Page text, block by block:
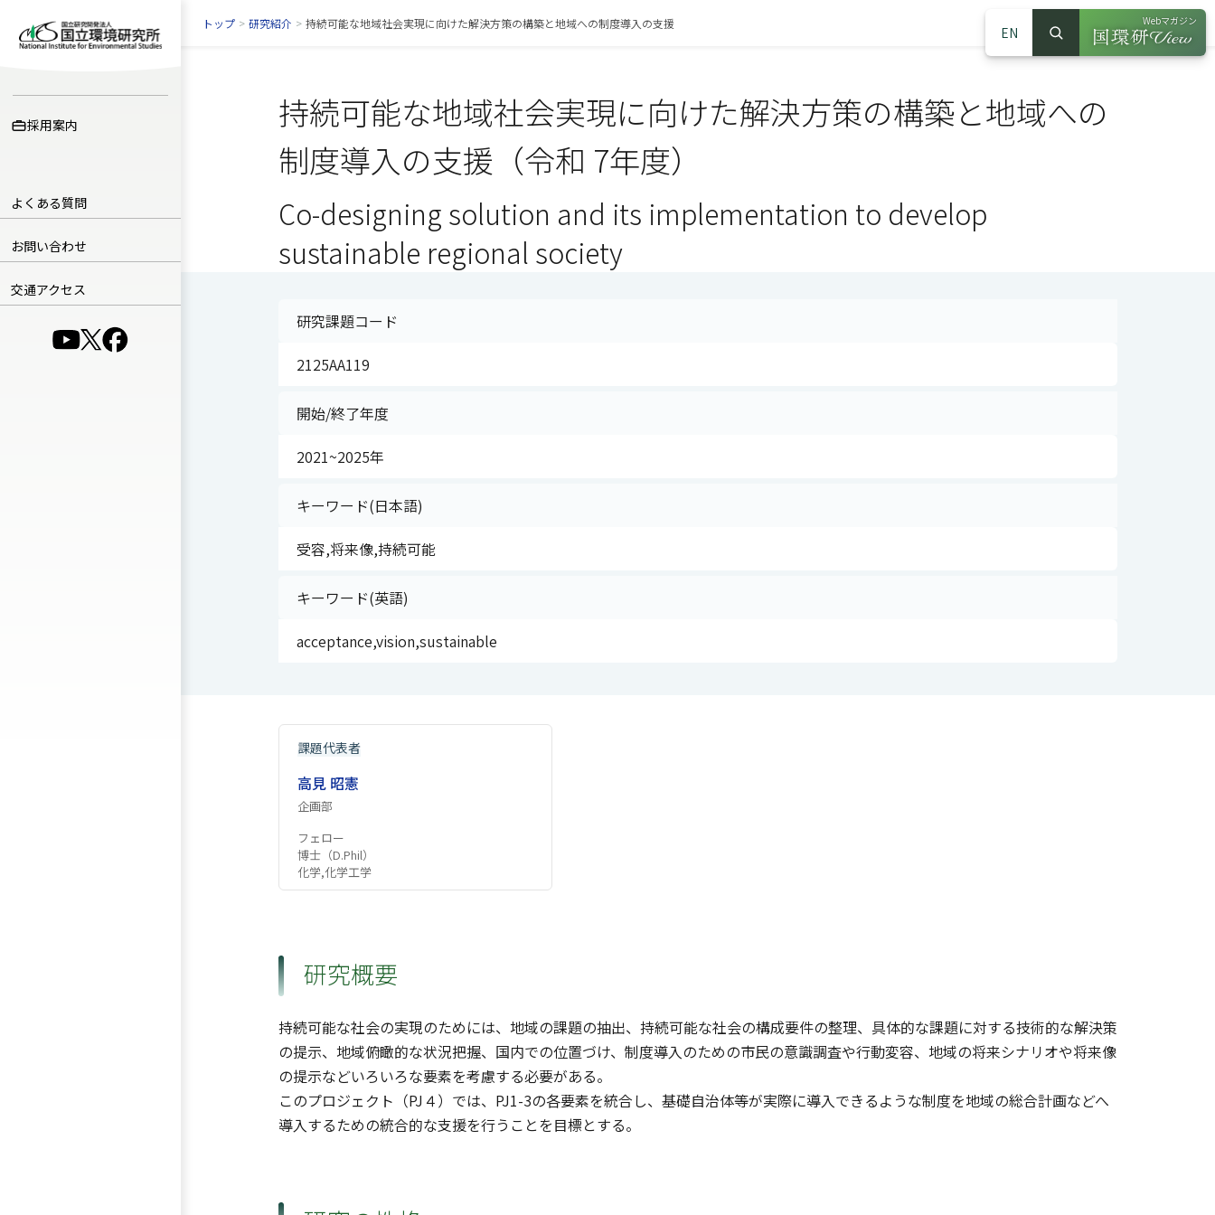
採用案内
よくある質問
お問い合わせ
交通アクセス
（別ウインドウで開きます）
（別ウインドウで開きます）
（別ウインドウで開きます）
EN
サイト内検索
検索
Webマガジン
（別ウインドウ
トップ > 研究紹介 > 持続可能な地域社会実現に向けた解決方策の構築と地域への制度導入の支援
持続可能な地域社会実現に向けた解決方策の構築と地域への
制度導入の支援（令和 7年度）
Co-designing solution and its implementation to develop
sustainable regional society
研究課題コード
2125AA119
開始/終了年度
2021~2025年
キーワード(日本語)
受容,将来像,持続可能
キーワード(英語)
acceptance,vision,sustainable
課題代表者
高見 昭憲
企画部
フェロー
博士（D.Phil）
化学,化学工学
研究概要
持続可能な社会の実現のためには、地域の課題の抽出、持続可能な社会の構成要件の整理、具体的な課題に対する技術的な解決策
の提示、地域俯瞰的な状況把握、国内での位置づけ、制度導入のための市民の意識調査や行動変容、地域の将来シナリオや将来像
の提示などいろいろな要素を考慮する必要がある。
このプロジェクト（PJ４）では、PJ1-3の各要素を統合し、基礎自治体等が実際に導入できるような制度を地域の総合計画などへ
導入するための統合的な支援を行うことを目標とする。